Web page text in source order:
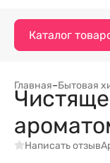
Каталог
Главная–Бытовая
Написать отзыв